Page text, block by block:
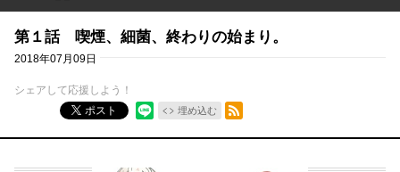
第１話 喫煙、細菌、終わりの始まり。
2018年07月09日
シェアして応援しよう！
ポスト
埋め込む
RSSフィード